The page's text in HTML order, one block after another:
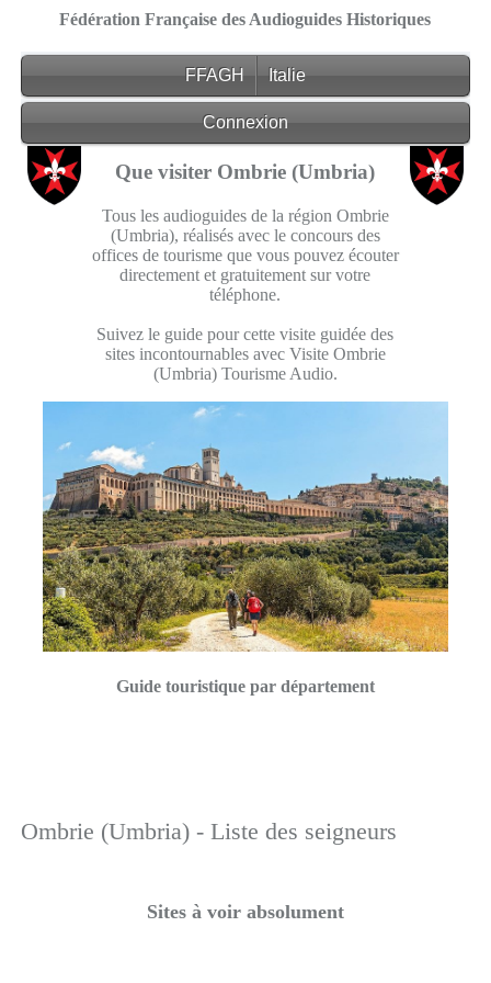
Fédération Française des Audioguides Historiques
FFAGH Italie
Connexion
Que visiter Ombrie (Umbria)
Tous les audioguides de la région Ombrie
(Umbria), réalisés avec le concours des
offices de tourisme que vous pouvez écouter
directement et gratuitement sur votre
téléphone.
Suivez le guide pour cette visite guidée des
sites incontournables avec Visite Ombrie
(Umbria) Tourisme Audio.
Guide touristique par département
Ombrie (Umbria) - Liste des seigneurs
Sites à voir absolument